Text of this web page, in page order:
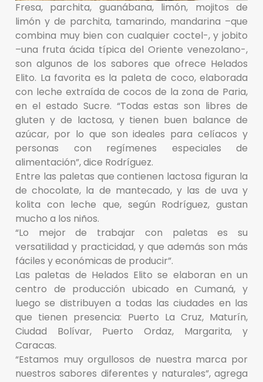
Fresa, parchita, guanábana, limón, mojitos de
limón y de parchita, tamarindo, mandarina –que
combina muy bien con cualquier coctel-, y jobito
–una fruta ácida típica del Oriente venezolano-,
son algunos de los sabores que ofrece Helados
Elito. La favorita es la paleta de coco, elaborada
con leche extraída de cocos de la zona de Paria,
en el estado Sucre. “Todas estas son libres de
gluten y de lactosa, y tienen buen balance de
azúcar, por lo que son ideales para celíacos y
personas con regímenes especiales de
alimentación”, dice Rodríguez.
Entre las paletas que contienen lactosa figuran la
de chocolate, la de mantecado, y las de uva y
kolita con leche que, según Rodríguez, gustan
mucho a los niños.
“Lo mejor de trabajar con paletas es su
versatilidad y practicidad, y que además son más
fáciles y económicas de producir”.
Las paletas de Helados Elito se elaboran en un
centro de producción ubicado en Cumaná, y
luego se distribuyen a todas las ciudades en las
que tienen presencia: Puerto La Cruz, Maturín,
Ciudad Bolívar, Puerto Ordaz, Margarita, y
Caracas.
“Estamos muy orgullosos de nuestra marca por
nuestros sabores diferentes y naturales”, agrega